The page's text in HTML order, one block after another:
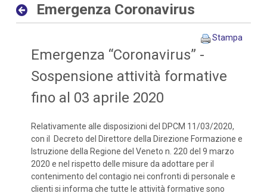
Emergenza Coronavirus
Stampa
Emergenza “Coronavirus” -
Sospensione attività formative
fino al 03 aprile 2020
Relativamente alle disposizioni del DPCM 11/03/2020,
con il Decreto del Direttore della Direzione Formazione e
Istruzione della Regione del Veneto n. 220 del 9 marzo
2020 e nel rispetto delle misure da adottare per il
contenimento del contagio nei confronti di personale e
clienti si informa che tutte le attività formative sono